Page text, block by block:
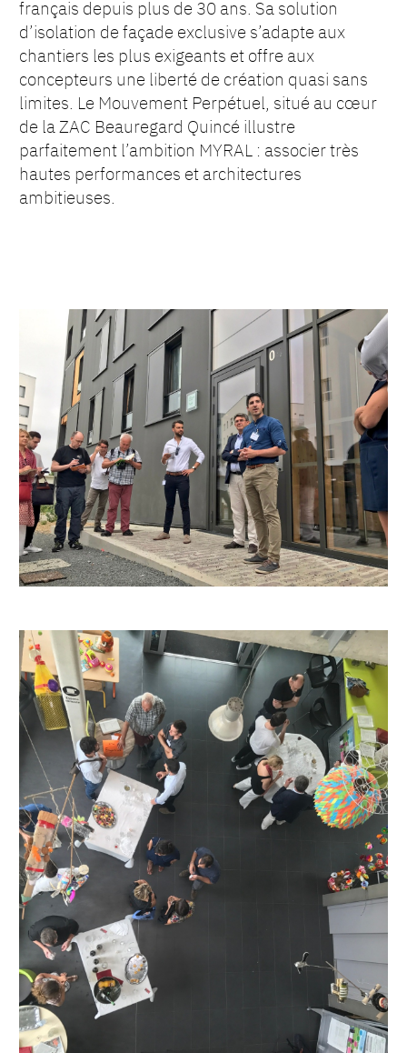
français depuis plus de 30 ans. Sa solution
d’isolation de façade exclusive s’adapte aux
chantiers les plus exigeants et offre aux
concepteurs une liberté de création quasi sans
limites. Le Mouvement Perpétuel, situé au cœur
de la ZAC Beauregard Quincé illustre
parfaitement l’ambition MYRAL : associer très
hautes performances et architectures
ambitieuses.